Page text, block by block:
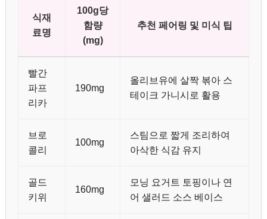
식재
료명
100g당
함량
(mg)
추천 페어링 및 미식 팁
빨간
파프
리카
190mg
올리브유에 살짝 볶아 스
테이크 가니시로 활용
브로
콜리
100mg
스팀으로 짧게 조리하여
아삭한 식감 유지
골드
키위
160mg
모닝 요거트 토핑이나 연
어 샐러드 소스 베이스